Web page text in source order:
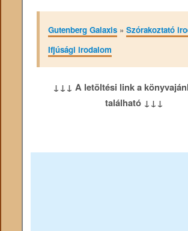
Gutenberg Galaxis» Szórakoztató
Ifjúsági irodalom
↓↓↓ A letöltési link a
található ↓↓↓